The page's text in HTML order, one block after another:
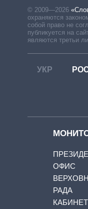
© 2009—2026
охраняются
собой право не
публикуется на
являются третьи
УКР
ОФИС
РАДА
КАБИНЕТ